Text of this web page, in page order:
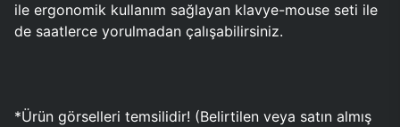
ile ergonomik kullanım sağlayan klavye-mouse seti ile
de saatlerce yorulmadan çalışabilirsiniz.
*Ürün görselleri temsilidir! (Belirtilen veya satın almış